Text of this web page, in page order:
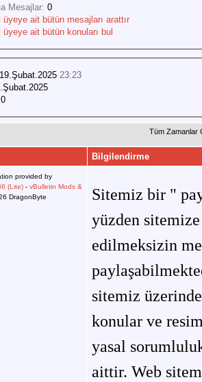
Mesajlar: 0
ait bütün mesajları arattır
ait bütün konuları bul
19.Şubat.2025 23:23
0
Tüm Zamanlar
Bilgilendirme
provided by
(Lite) - vBulletin Mods &
DragonByte
Sitemiz bir "
yüzden
edilmeksizin
sitemiz
konular ve
yasal
aittir. Web